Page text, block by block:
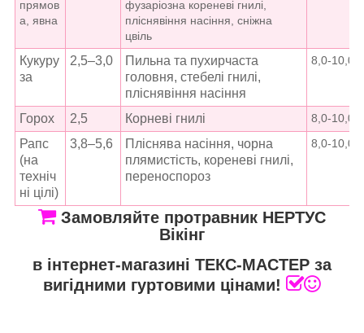
прямов
а, явна
фузаріозна кореневі гнилі,
пліснявіння насіння, сніжна
цвіль
Кукуру
за
2,5–3,0
Пильна та пухирчаста
головня, стебелі гнилі,
пліснявіння насіння
8,0-10,0
Горох 2,5 Корневі гнилі 8,0-10,0
Рапс
(на
техніч
ні цілі)
3,8–5,6
Пліснява насіння, чорна
плямистість, кореневі гнилі,
переноспороз
8,0-10,0
Замовляйте протравник НЕРТУС
Вікінг
в інтернет-магазині ТЕКС-МАСТЕР за
вигідними гуртовими цінами!